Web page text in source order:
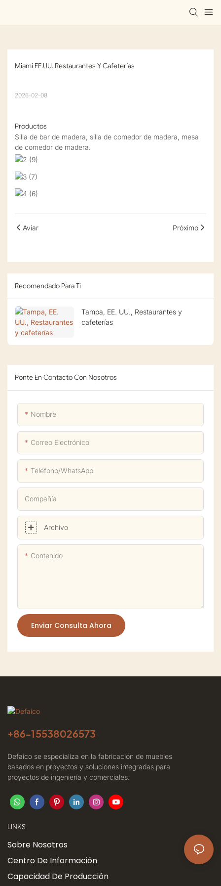
Miami EE.UU. Restaurantes Y Cafeterías
2026-02-08
Productos
Silla de bar de madera, silla de comedor de madera, mesa
de comedor de madera.
Aviar Próximo
Recomendado Para Ti
Tampa, EE. UU., Restaurantes y
cafeterías
Ponte En Contacto Con Nosotros
Nombre
Correo Electrónico
Teléfono/WhatsApp
Compañía
Archivo
Contenido
Enviar Consulta Ahora
+86-15538026573
Defaico se especializa en la fabricación de muebles
basados ​​en proyectos y soluciones integradas para
proyectos de ingeniería y comerciales.
LINKS
Sobre Nosotros
Centro De Información
Capacidad De Producción